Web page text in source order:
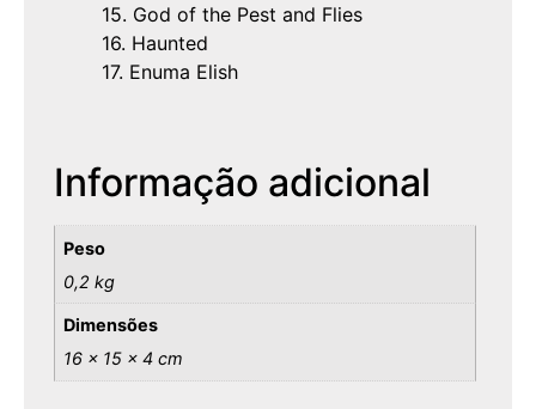
15. God of the Pest and Flies
16. Haunted
17. Enuma Elish
Informação adicional
Peso
0,2 kg
Dimensões
16 × 15 × 4 cm